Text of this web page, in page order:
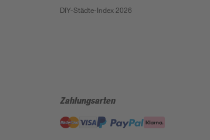
DIY-Städte-Index 2026
Zahlungsarten